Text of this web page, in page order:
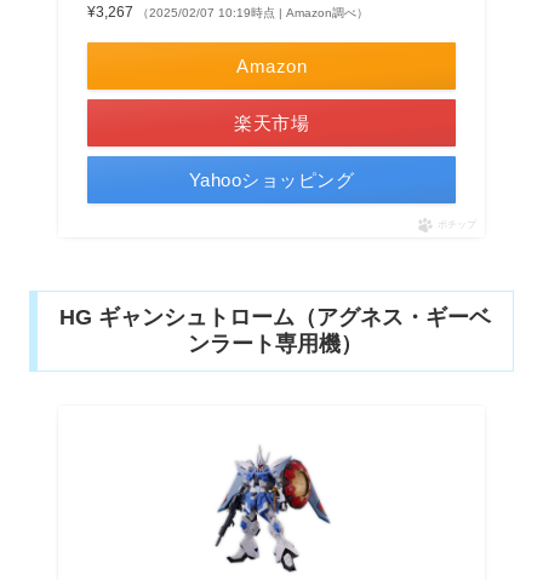
¥3,267
（2025/02/07 10:19時点 | Amazon調べ）
Amazon
楽天市場
Yahooショッピング
ポチップ
HG ギャンシュトローム（アグネス・ギーベ
ンラート専用機）